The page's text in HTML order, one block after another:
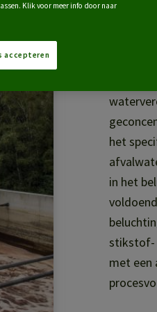
de
het
in het
stikstof-
met een
Klik voor meer info door naar
accepteren